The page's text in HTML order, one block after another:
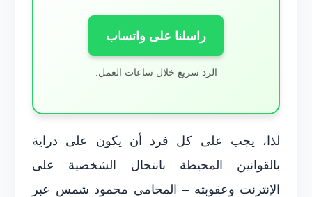
راسلنا على واتساب
الرد سريع خلال ساعات العمل.
لذا، يجب على كل فرد أن يكون على دراية
بالقوانين المحيطة بانتحال الشخصية على
الإنترنت وعقوبته – المحامي محمود شمس عبر